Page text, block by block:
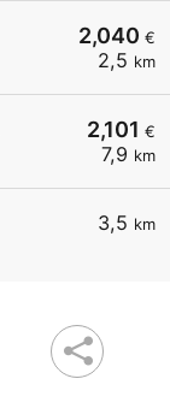
2,040 €
2,5 km
2,101 €
7,9 km
3,5 km